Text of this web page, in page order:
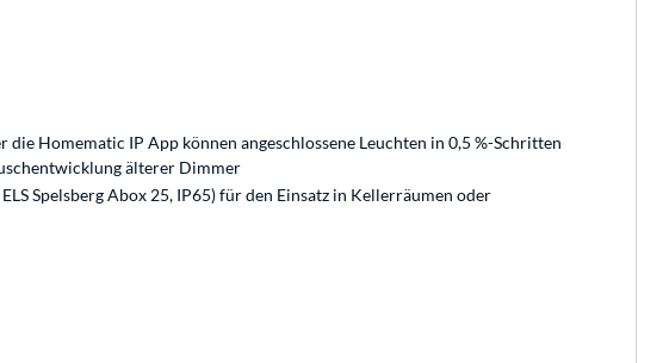
Homematic IP App können angeschlossene Leuchten in 0,5 %-Schritten
älterer Dimmer
Spelsberg Abox 25, IP65) für den Einsatz in Kellerräumen oder